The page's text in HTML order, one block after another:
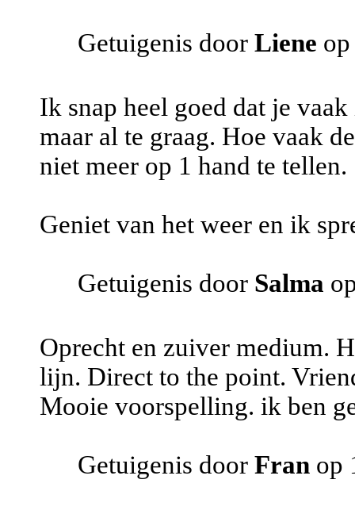
Getuigenis door Liene
Ik snap heel goed dat je
maar al te graag. Hoe vaak
niet meer op 1 hand te tellen.
Geniet van het weer en ik
Getuigenis door Salma
Oprecht en zuiver medium.
lijn. Direct to the point.
Mooie voorspelling. ik ben
Getuigenis door Fran op